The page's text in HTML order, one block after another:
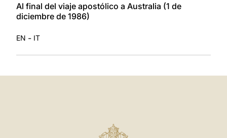
Al final del viaje apostólico a Australia (1 de
diciembre de 1986)
EN - IT